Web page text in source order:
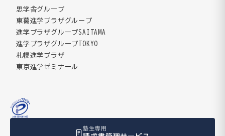
思学舎グループ
東葛進学プラザグループ
進学プラザグループSAITAMA
進学プラザグループTOKYO
札幌進学プラザ
東京進学ゼミナール
塾生専用